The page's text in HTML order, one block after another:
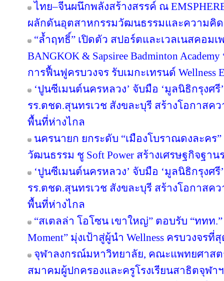
ไทย–จีนผนึกพลังสร้างสรรค์ ณ
ผลักดันอุตสาหกรรมวัฒนธรรมและความคิด
“ล้ำฤทธิ์” เปิดตัว สปอร์ตและเวลเนสคอม
BANGKOK & Sapsiree Badminton
การฟื้นฟูครบวงจร รับเมกะเทรนด์ Wellness
‘ปูนซีเมนต์นครหลวง’ จับมือ ‘มูลนิธิกรุงศรี
รร.ตชด.สุนทรเวช สังขละบุรี สร้างโอกาสค
พื้นที่ห่างไกล
นครนายก ยกระดับ “เมืองโบราณดงละคร
วัฒนธรรม ชู Soft Power สร้างเศรษฐกิจฐา
‘ปูนซีเมนต์นครหลวง’ จับมือ ‘มูลนิธิกรุงศรี
รร.ตชด.สุนทรเวช สังขละบุรี สร้างโอกาสค
พื้นที่ห่างไกล
“สเตลล่า โอโซน เขาใหญ่” ตอบรับ “ททท.”
Moment” มุ่งเป้าสู่ผู้นำ Wellness ครบวงจร
จุฬาลงกรณ์มหาวิทยาลัย, คณะแพทยศาส
สมาคมผู้ปกครองและครูโรงเรียนสาธิตจุฬา